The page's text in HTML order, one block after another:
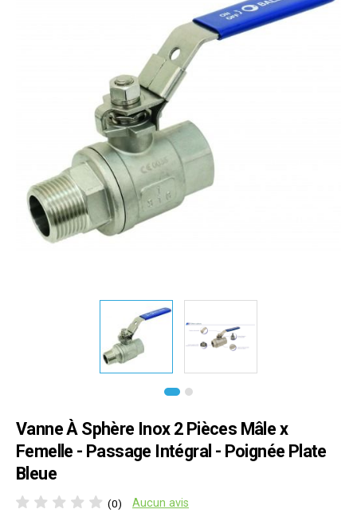
Vanne À Sphère Inox 2 Pièces Mâle x
Femelle - Passage Intégral - Poignée Plate
Bleue
(0) Aucun avis